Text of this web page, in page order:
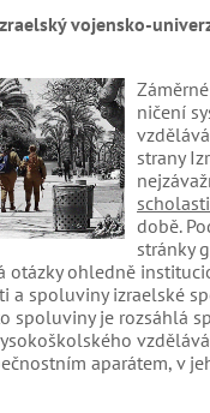
vojensko-
ničení
strany
době.
stránky
otázky ohledně
a spoluviny izraelské
spoluviny je rozsáhlá
aparátem, v